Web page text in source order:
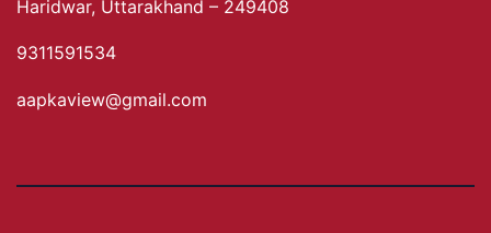
Haridwar, Uttarakhand – 249408
9311591534
aapkaview@gmail.com